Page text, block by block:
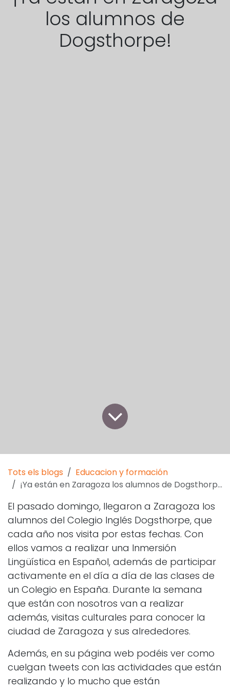
los alumnos de
Dogsthorpe!
Tots els blogs
Educacion y formación
¡Ya están en Zaragoza los alumnos de Dogsthorpe!
El pasado domingo, llegaron a Zaragoza los
alumnos del Colegio Inglés Dogsthorpe, que
cada año nos visita por estas fechas. Con
ellos vamos a realizar una Inmersión
Lingüística en Español, además de participar
activamente en el día a día de las clases de
un Colegio en España. Durante la semana
que están con nosotros van a realizar
además, visitas culturales para conocer la
ciudad de Zaragoza y sus alrededores.
Además, en su página web podéis ver como
cuelgan tweets con las actividades que están
realizando y lo mucho que están